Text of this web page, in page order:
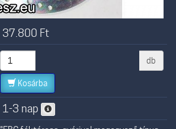
37.800 Ft
db
Kosárba
1-3 nap